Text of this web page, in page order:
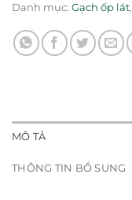
Danh mục: Gạch ốp lát,
MÔ TẢ
THÔNG TIN BỔ SUNG